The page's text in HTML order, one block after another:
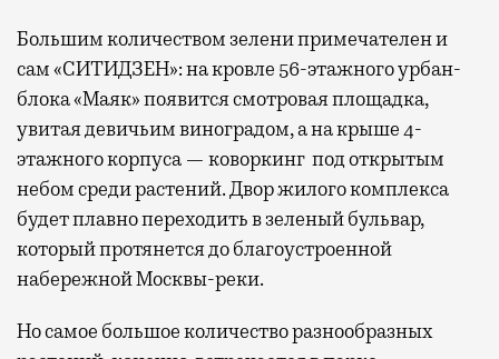
Большим количеством зелени примечателен и
сам «СИТИДЗЕН»: на кровле 56-этажного урбан-
блока «Маяк» появится смотровая площадка,
увитая девичьим виноградом, а на крыше 4-
этажного корпуса — коворкинг под открытым
небом среди растений. Двор жилого комплекса
будет плавно переходить в зеленый бульвар,
который протянется до благоустроенной
набережной Москвы-реки.
Но самое большое количество разнообразных